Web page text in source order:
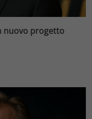
nuovo progetto